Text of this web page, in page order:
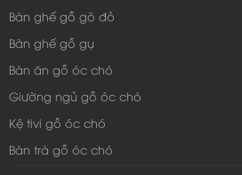
Bàn ghế gỗ gõ đỏ
Bàn ghế gỗ gụ
Bàn ăn gỗ óc chó
Giường ngủ gỗ óc chó
Kệ tivi gỗ óc chó
Bàn trà gỗ óc chó